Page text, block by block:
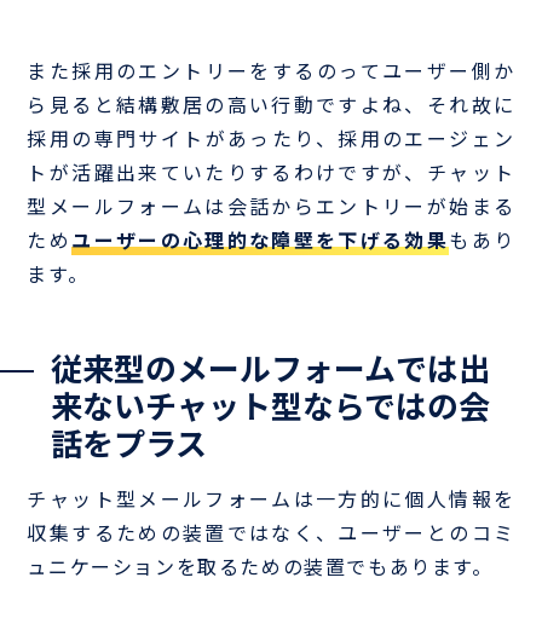
また採用のエントリーをするのってユーザー側か
ら見ると結構敷居の高い行動ですよね、それ故に
採用の専門サイトがあったり、採用のエージェン
トが活躍出来ていたりするわけですが、チャット
型メールフォームは会話からエントリーが始まる
ためユーザーの心理的な障壁を下げる効果もあり
ます。
従来型のメールフォームでは出
来ないチャット型ならではの会
話をプラス
チャット型メールフォームは一方的に個人情報を
収集するための装置ではなく、ユーザーとのコミ
ュニケーションを取るための装置でもあります。